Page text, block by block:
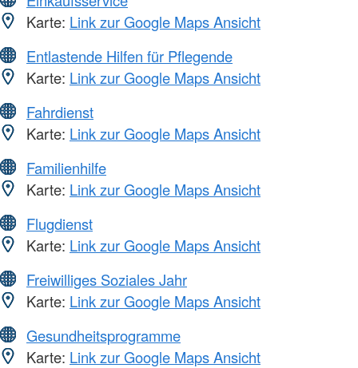
Karte: Link zur Google Maps Ansicht
Entlastende Hilfen für Pflegende
Karte: Link zur Google Maps Ansicht
Fahrdienst
Karte: Link zur Google Maps Ansicht
Familienhilfe
Karte: Link zur Google Maps Ansicht
Flugdienst
Karte: Link zur Google Maps Ansicht
Freiwilliges Soziales Jahr
Karte: Link zur Google Maps Ansicht
Gesundheitsprogramme
Karte: Link zur Google Maps Ansicht